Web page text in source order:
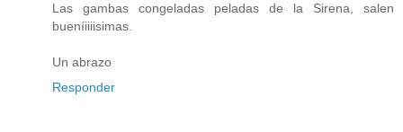
Las gambas congeladas peladas de la Sirena, salen
bueníiiiisimas.
Un abrazo
Responder